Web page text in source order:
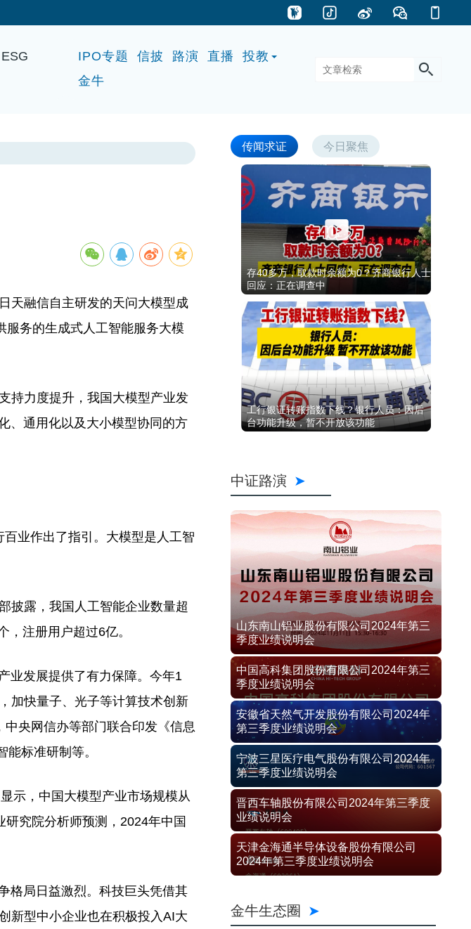
ESG
IPO专题 信披 路演 直播
投教
金牛
融信自主研发的天问大模型成
服务的生成式人工智能服务大模
力度提升，我国大模型产业发
、通用化以及大小模型协同的方
业作出了指引。大模型是人工智
露，我国人工智能企业数量超
注册用户超过6亿。
发展提供了有力保障。今年1
加快量子、光子等计算技术创新
央网信办等部门联合印发《信息
标准研制等。
示，中国大模型产业市场规模从
究院分析师预测，2024年中国
局日益激烈。科技巨头凭借其
新型中小企业也在积极投入AI大
传闻求证 今日聚焦
存40多万，取款时余额为0？齐商银行人士
回应：正在调查中
工行银证转账指数下线？银行人员：因后
台功能升级，暂不开放该功能
中证路演
山东南山铝业股份有限公司2024年第三
季度业绩说明会
中国高科集团股份有限公司2024年第三
季度业绩说明会
安徽省天然气开发股份有限公司2024年
第三季度业绩说明会
宁波三星医疗电气股份有限公司2024年
第三季度业绩说明会
晋西车轴股份有限公司2024年第三季度
业绩说明会
天津金海通半导体设备股份有限公司
2024年第三季度业绩说明会
金牛生态圈